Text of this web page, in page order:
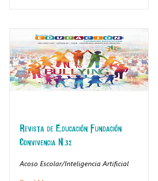
Revista de Educación Fundación
Convivencia N.32
Acoso Escolar/Inteligencia Artificial